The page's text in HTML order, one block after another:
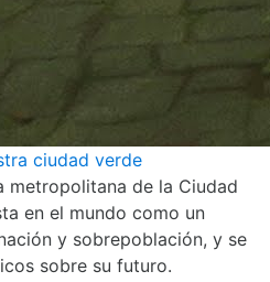
ciudad verde
metropolitana de la Ciudad
en el mundo como un
y sobrepoblación, y se
sobre su futuro.